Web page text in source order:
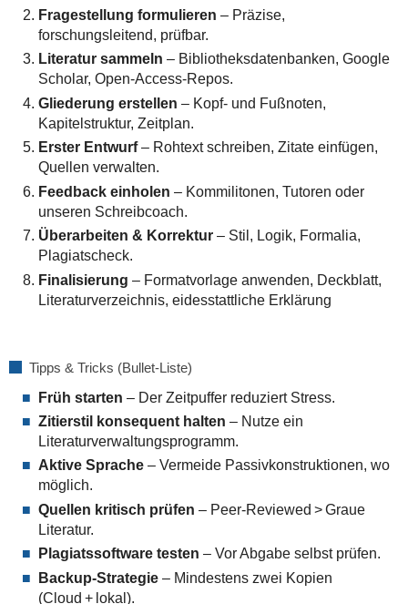
Fragestellung formulieren – Präzise,
forschungsleitend, prüfbar.
Literatur sammeln – Bibliotheksdatenbanken, Google
Scholar, Open‑Access‑Repos.
Gliederung erstellen – Kopf‑ und Fußnoten,
Kapitelstruktur, Zeitplan.
Erster Entwurf– Rohtext schreiben, Zitate einfügen,
Quellen verwalten.
Feedback einholen – Kommilitonen, Tutoren oder
unseren Schreibcoach.
Überarbeiten & Korrektur– Stil, Logik, Formalia,
Plagiatscheck.
Finalisierung – Formatvorlage anwenden, Deckblatt,
Literaturverzeichnis, eidesstattliche Erklärung
Tipps & Tricks (Bullet‑Liste)
Früh starten – Der Zeitpuffer reduziert Stress.
Zitierstil konsequent halten – Nutze ein
Literaturverwaltungsprogramm.
Aktive Sprache– Vermeide Passivkonstruktionen, wo
möglich.
Quellen kritisch prüfen – Peer‑Reviewed > Graue
Literatur.
Plagiatssoftware testen – Vor Abgabe selbst prüfen.
Backup‑Strategie– Mindestens zwei Kopien
(Cloud + lokal).